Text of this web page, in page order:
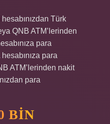
Türk
QNB ATM’lerinden
para
para
ATM’lerinden nakit
para
BIN